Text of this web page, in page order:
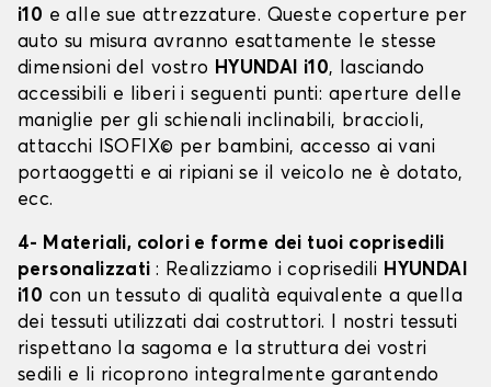
i10 e alle sue attrezzature. Queste coperture per
auto su misura avranno esattamente le stesse
dimensioni del vostro HYUNDAI i10, lasciando
accessibili e liberi i seguenti punti: aperture delle
maniglie per gli schienali inclinabili, braccioli,
attacchi ISOFIX© per bambini, accesso ai vani
portaoggetti e ai ripiani se il veicolo ne è dotato,
ecc.
4- Materiali, colori e forme dei tuoi coprisedili
personalizzati: Realizziamo i coprisedili HYUNDAI
i10 con un tessuto di qualità equivalente a quella
dei tessuti utilizzati dai costruttori. I nostri tessuti
rispettano la sagoma e la struttura dei vostri
sedili e li ricoprono integralmente garantendo